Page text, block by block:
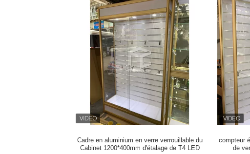
Cadre en aluminium en verre verrouillable du
Cabinet 1200*400mm d'étalage de T4 LED
compteur
de